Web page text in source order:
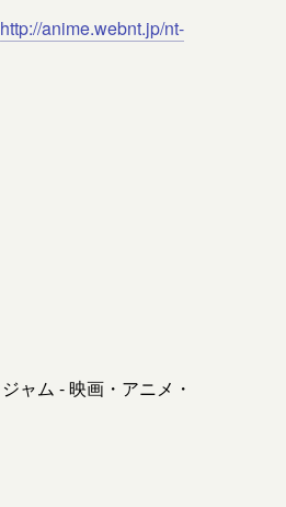
http://anime.webnt.jp/nt-
ャム - 映画・アニメ・